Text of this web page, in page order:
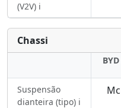
(V2V) ℹ️
Chassi
Suspensão
dianteira (tipo) ℹ️